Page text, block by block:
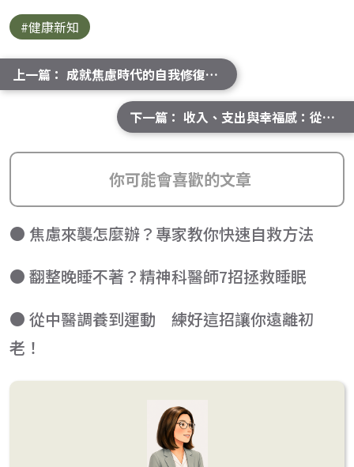
#健康新知
上一篇： 成就焦慮時代的自我修復指南：調節大腦，找回內在平靜
下一篇： 收入、支出與幸福感：從月薪到人生投資的真實思考
你可能會喜歡的文章
● 焦慮來襲怎麼辦？專家教你快速自救方法
● 翻整晚睡不著？精神科醫師7招拯救睡眠
● 從中醫調養到運動 練好這招讓你遠離初
老！